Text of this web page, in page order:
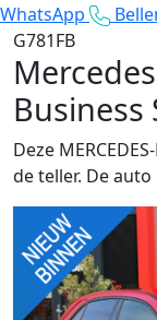
WhatsApp
G781FB
Business
Deze
de teller. De